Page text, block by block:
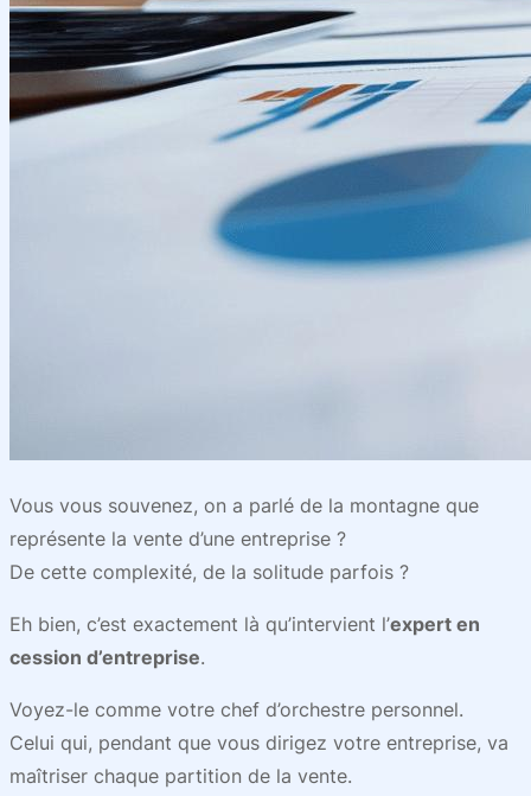
Vous vous souvenez, on a parlé de la montagne que
représente la vente d’une entreprise ?
De cette complexité, de la solitude parfois ?
Eh bien, c’est exactement là qu’intervient l’expert en
cession d’entreprise.
Voyez-le comme votre chef d’orchestre personnel.
Celui qui, pendant que vous dirigez votre entreprise, va
maîtriser chaque partition de la vente.